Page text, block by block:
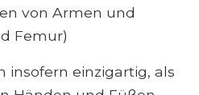
von Armen und
Femur)
insofern einzigartig, als